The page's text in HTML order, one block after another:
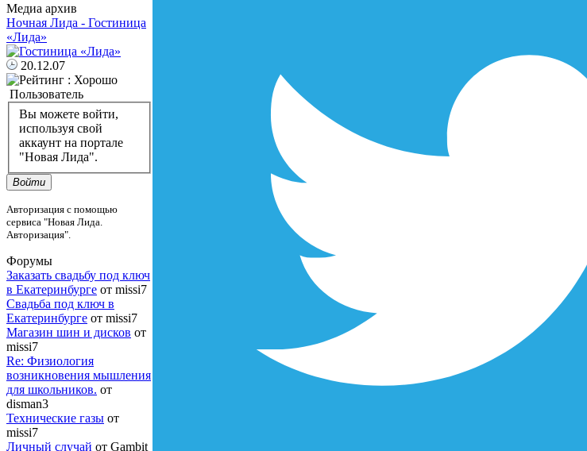
Медиа архив
Ночная Лида - Гостиница
«Лида»
20.12.07
Пользователь
Вы можете войти,
используя свой
аккаунт на портале
"Новая Лида".
Войти
Авторизация с помощью
сервиса "Новая Лида.
Авторизация".
Форумы
Заказать свадьбу под ключ
в Екатеринбурге от missi7
Cвадьба под ключ в
Екатеринбурге от missi7
Магазин шин и дисков от
missi7
Re: Физиология
возникновения мышления
для школьников. от
disman3
Технические газы от
missi7
Личный случай от Gambit